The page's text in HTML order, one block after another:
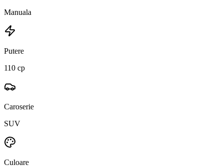
Manuala
Putere
110 cp
Caroserie
SUV
Culoare